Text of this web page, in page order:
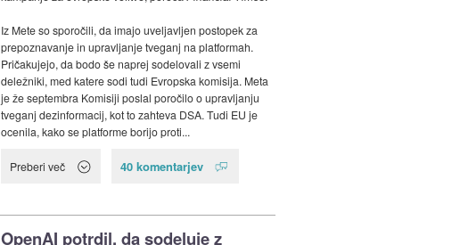
Iz Mete so sporočili, da imajo uveljavljen postopek za
prepoznavanje in upravljanje tveganj na platformah.
Pričakujejo, da bodo še naprej sodelovali z vsemi
deležniki, med katere sodi tudi Evropska komisija. Meta
je že septembra Komisiji poslal poročilo o upravljanju
tveganj dezinformacij, kot to zahteva DSA. Tudi EU je
ocenila, kako se platforme borijo proti...
Preberi več 40 komentarjev
OpenAI potrdil, da sodeluje z